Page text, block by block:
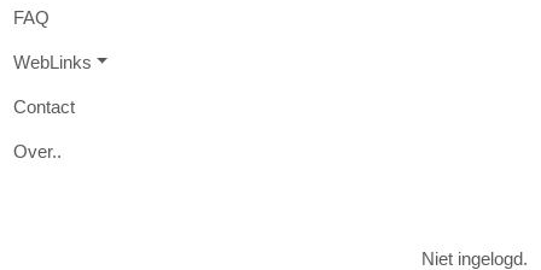
FAQ
WebL inks
Contact
Over..
Niet ingelogd.